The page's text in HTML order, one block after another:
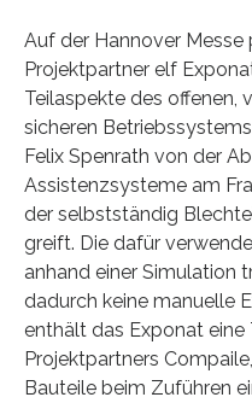
Auf der Hannover Messe
Projektpartner elf
Teilaspekte des offenen,
sicheren
Felix Spenrath von der
Assistenzsysteme am
der selbstständig
greift. Die dafür
anhand einer Simulation
dadurch keine manuelle
enthält das Exponat eine
Projektpartners
Bauteile beim Zuführen